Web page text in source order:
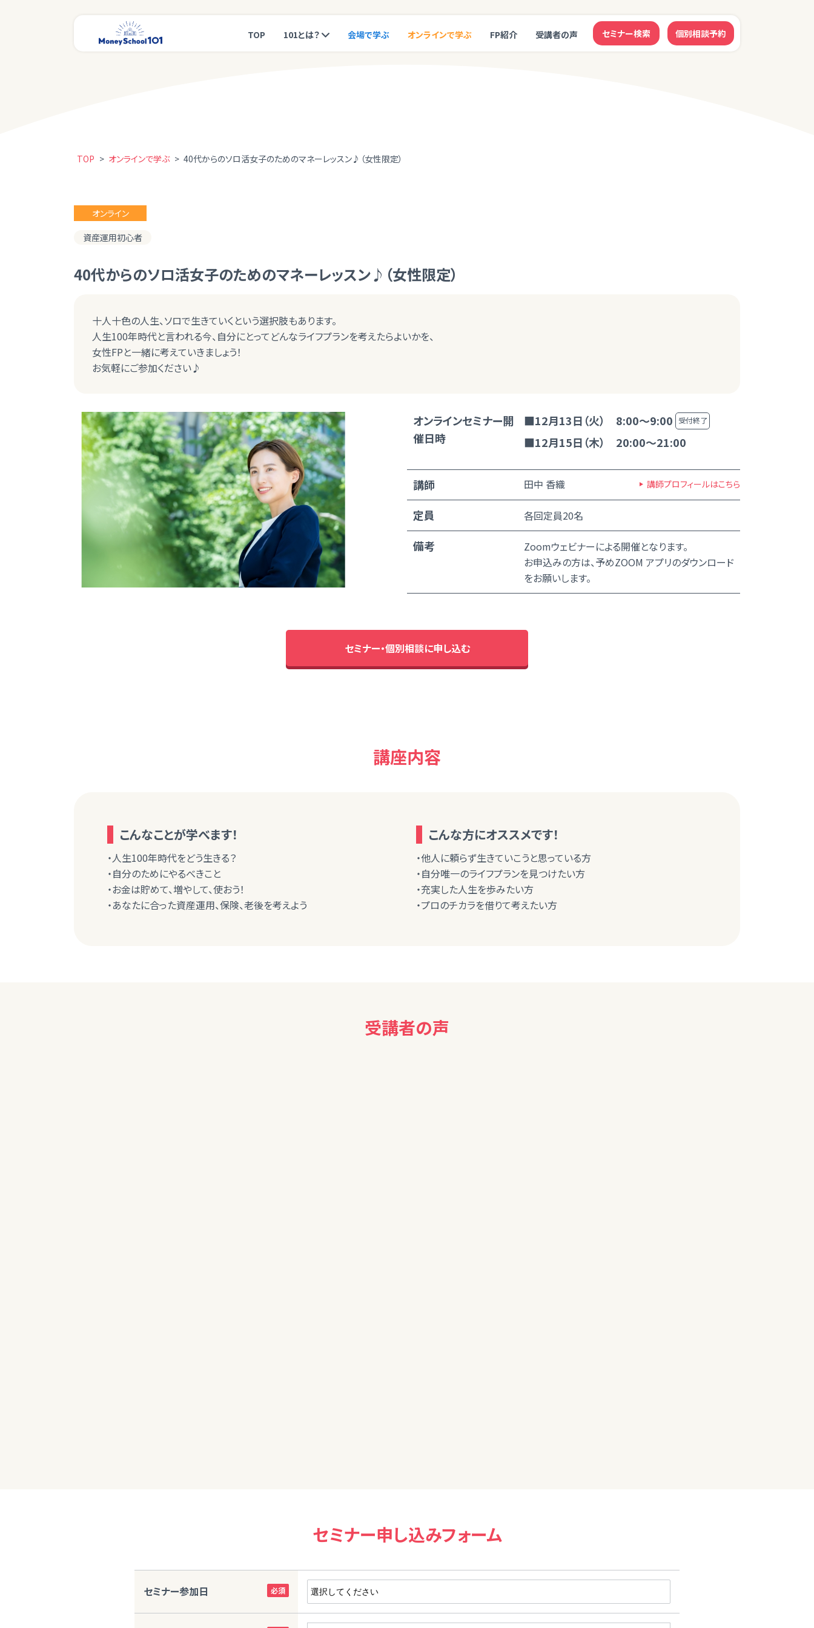
TOP 101とは？ 会場で学ぶ オンラインで学ぶ FP紹介 受講者の声 セミナー検索 個別相談予約
TOP > オンラインで学ぶ > 40代からのソロ活女子のためのマネーレッスン♪（女性限定）
オンライン
資産運用初心者
40代からのソロ活女子のためのマネーレッスン♪（女性限定）
十人十色の人生、ソロで生きていくという選択肢もあります。
人生100年時代と言われる今、自分にとってどんなライフプランを考えたらよいかを、
女性FPと一緒に考えていきましょう！
お気軽にご参加ください♪
オンラインセミナー開
催日時
■12月13日（火） 8:00～9:00 受付終了
■12月15日（木） 20:00～21:00
講師 田中 香織 講師プロフィールはこちら
定員 各回定員20名
備考
Zoomウェビナーによる開催となります。
お申込みの方は、予めZOOM アプリのダウンロード
をお願いします。
セミナー・個別相談に申し込む
講座内容
こんなことが学べます！
・人生100年時代をどう生きる？
・自分のためにやるべきこと
・お金は貯めて、増やして、使おう！
・あなたに合った資産運用、保険、老後を考えよう
こんな方にオススメです！
・他人に頼らず生きていこうと思っている方
・自分唯一のライフプランを見つけたい方
・充実した人生を歩みたい方
・プロのチカラを借りて考えたい方
受講者の声
セミナー申し込みフォーム
セミナー参加日